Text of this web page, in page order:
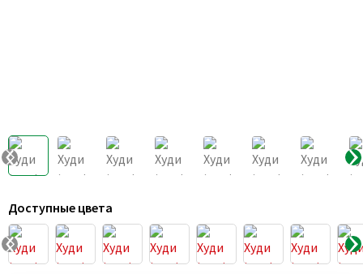
Доступные цвета